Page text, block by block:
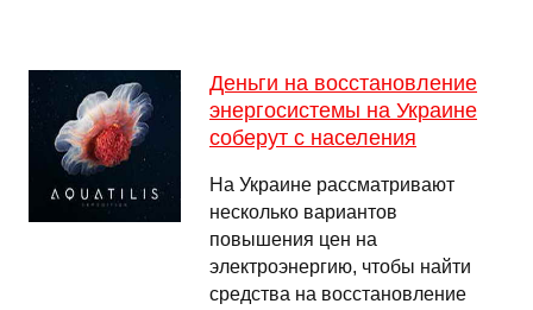
Деньги на восстановление
энергосистемы на Украине
соберут с населения
На Украине рассматривают
несколько вариантов
повышения цен на
электроэнергию, чтобы найти
средства на восстановление